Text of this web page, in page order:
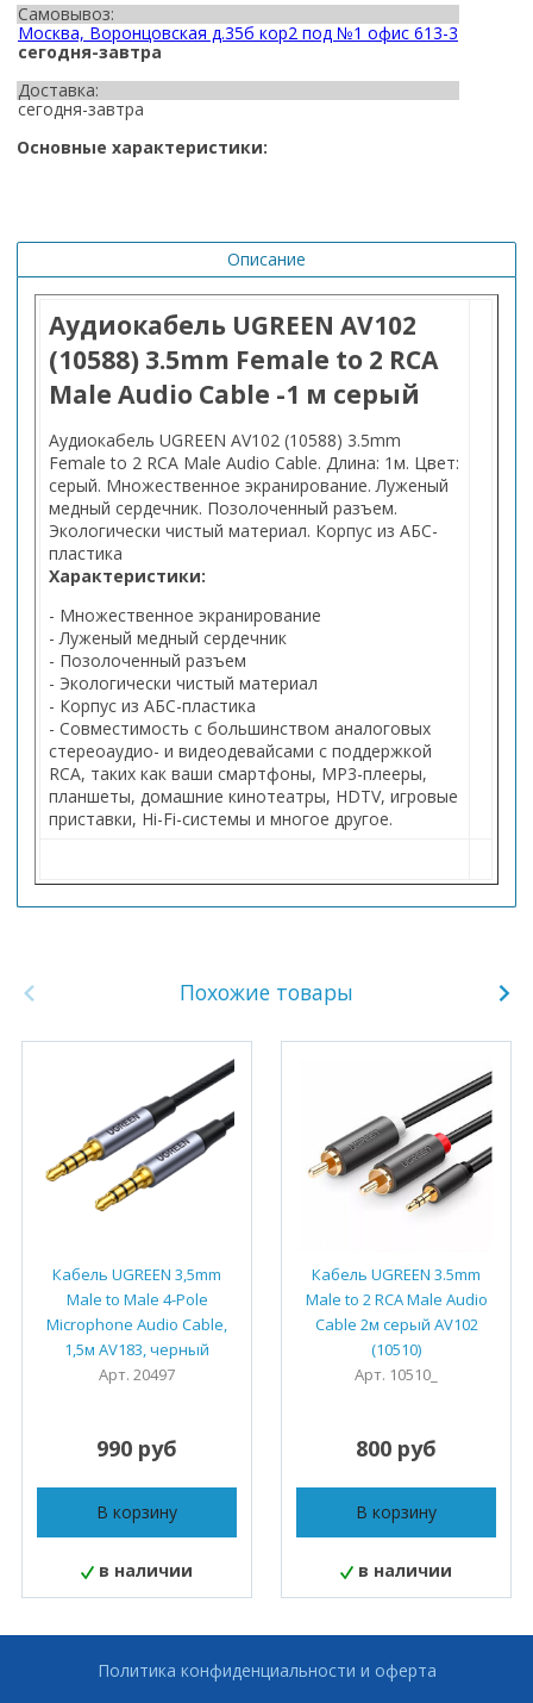
Самовывоз:
Москва, Воронцовская д.35б кор2 под №1 офис 613-3
сегодня-завтра
Доставка:
сегодня-завтра
Основные характеристики:
Описание
Аудиокабель UGREEN AV102
(10588) 3.5mm Female to 2 RCA
Male Audio Cable -1 м серый
Аудиокабель UGREEN AV102 (10588) 3.5mm
Female to 2 RCA Male Audio Cable. Длина: 1м. Цвет:
серый. Множественное экранирование. Луженый
медный сердечник. Позолоченный разъем.
Экологически чистый материал. Корпус из АБС-
пластика
Характеристики:
- Множественное экранирование
- Луженый медный сердечник
- Позолоченный разъем
- Экологически чистый материал
- Корпус из АБС-пластика
- Совместимость с большинством аналоговых
стереоаудио- и видеодевайсами с поддержкой
RCA, таких как ваши смартфоны, MP3-плееры,
планшеты, домашние кинотеатры, HDTV, игровые
приставки, Hi-Fi-системы и многое другое.
Похожие товары
Кабель UGREEN 3,5mm
Male to Male 4-Pole
Microphone Audio Cable,
1,5м AV183, черный
Арт. 20497
990 руб
В корзину
в наличии
Кабель UGREEN 3.5mm
Male to 2 RCA Male Audio
Cable 2м серый AV102
(10510)
Арт. 10510_
800 руб
В корзину
в наличии
Политика конфиденциальности и оферта